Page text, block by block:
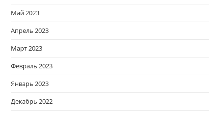
Май 2023
Апрель 2023
Март 2023
Февраль 2023
Январь 2023
Декабрь 2022